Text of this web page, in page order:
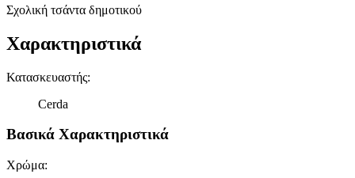
Σχολική τσάντα δημοτικού
Χαρακτηριστικά
Κατασκευαστής:
Cerda
Βασικά Χαρακτηριστικά
Χρώμα: